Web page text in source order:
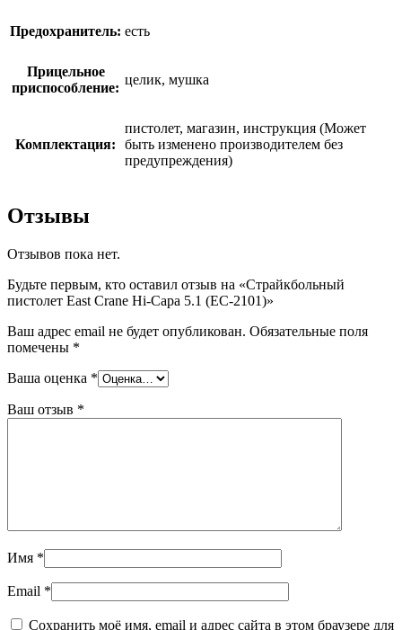
Предохранитель: есть
Прицельное
приспособление:
целик, мушка
Комплектация:
пистолет, магазин, инструкция (Может
быть изменено производителем без
предупреждения)
Отзывы
Отзывов пока нет.
Будьте первым, кто оставил отзыв на «Страйкбольный
пистолет East Crane Hi-Capa 5.1 (EC-2101)»
Ваш адрес email не будет опубликован. Обязательные поля
помечены *
Ваша оценка *
Ваш отзыв *
Имя *
Email *
Сохранить моё имя, email и адрес сайта в этом браузере для